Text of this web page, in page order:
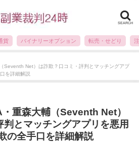
SEARCH
貨 バイナリーオプション 転売・せどり
Seventh Net）は詐欺？口コミ・評判とマッチングアプ
を詳細解説
・重森大輔（Seventh Net）
判とマッチングアプリを悪用
の全手口を詳細解説